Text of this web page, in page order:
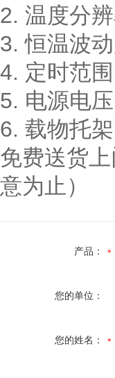
2. 温度分
3. 恒温波
4. 定时范
5. 电源电
6. 载物托架
免费送货
意为止）
产品：
您的单位：
您的姓名：